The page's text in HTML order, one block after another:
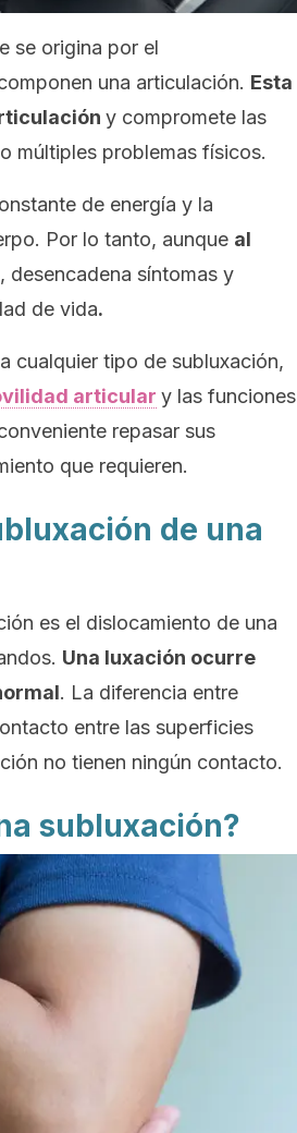
se origina por el
una articulación. Esta
y compromete las
múltiples problemas físicos.
de energía y la
Por lo tanto, aunque al
, desencadena síntomas y
de vida.
cualquier tipo de subluxación,
articular y las funciones
repasar sus
que requieren.
de una
es el dislocamiento de una
Una luxación ocurre
. La diferencia entre
entre las superficies
no tienen ningún contacto.
subluxación?